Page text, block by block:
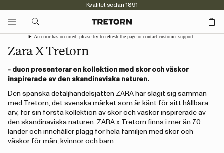
Kvalitet sedan 1891
An error has occurred, please try to refresh the page or contact customer support.
Zara X Tretorn
- duon presenterar en kollektion med skor och väskor
inspirerade av den skandinaviska naturen.
Den spanska detaljhandelsjätten ZARA har slagit sig samman
med Tretorn, det svenska märket som är känt för sitt hållbara
arv, för sin första kollektion av skor och väskor inspirerade av
den skandinaviska naturen. ZARA x Tretorn finns i mer än 70
länder och innehåller plagg för hela familjen med skor och
väskor för män, kvinnor och barn.